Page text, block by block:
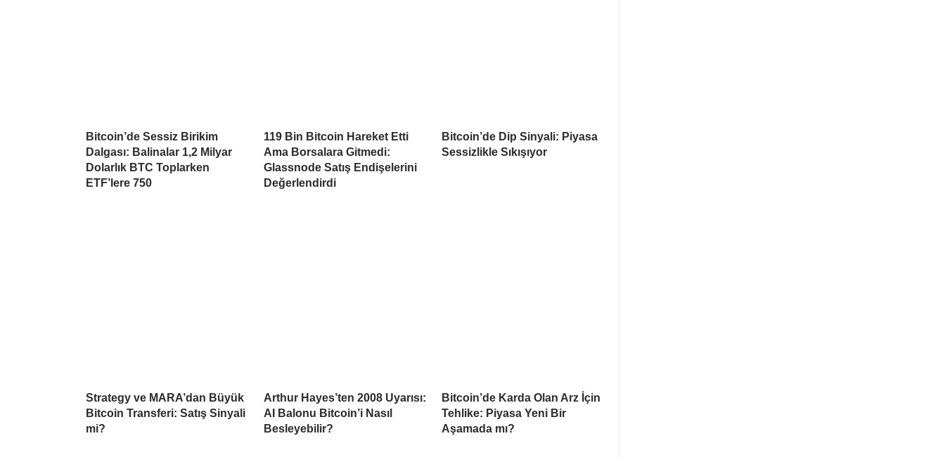
Bitcoin’de Sessiz Birikim
Dalgası: Balinalar 1,2 Milyar
Dolarlık BTC Toplarken
ETF’lere 750
119 Bin Bitcoin Hareket Etti
Ama Borsalara Gitmedi:
Glassnode Satış Endişelerini
Değerlendirdi
Bitcoin’de Dip Sinyali: Piyasa
Sessizlikle Sıkışıyor
Strategy ve MARA’dan Büyük
Bitcoin Transferi: Satış Sinyali
mi?
Arthur Hayes’ten 2008 Uyarısı:
AI Balonu Bitcoin’i Nasıl
Besleyebilir?
Bitcoin’de Karda Olan Arz İçin
Tehlike: Piyasa Yeni Bir
Aşamada mı?